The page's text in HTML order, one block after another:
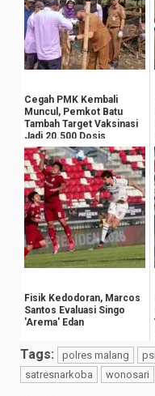
Cegah PMK Kembali
Muncul, Pemkot Batu
Tambah Target Vaksinasi
Jadi 20.500 Dosis
Fisik Kedodoran, Marcos
Santos Evaluasi Singo
'Arema' Edan
Tags: polres malang
satresnarkoba
wonosari